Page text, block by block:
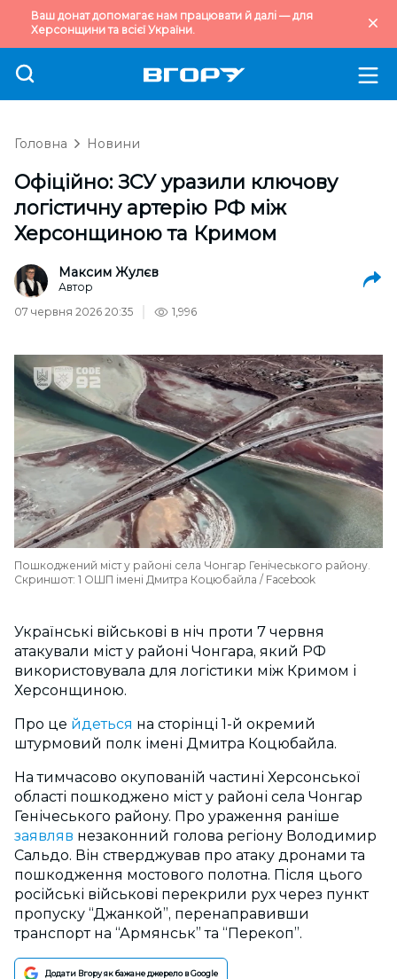
Ваш донат допомагає нам працювати й далі — для
Херсонщини та всієї України.
Головна Новини
Офіційно: ЗСУ уразили ключову
логістичну артерію РФ між
Херсонщиною та Кримом
Максим Жулєв
Автор
07 червня 2026 20:35
1,996
Пошкоджений міст у районі села Чонгар Генічеського району.
Скриншот: 1 ОШП імені Дмитра Коцюбайла / Facebook
Українські військові в ніч проти 7 червня
атакували міст у районі Чонгара, який РФ
використовувала для логістики між Кримом і
Херсонщиною.
Про це йдеться на сторінці 1-й окремий
штурмовий полк імені Дмитра Коцюбайла.
На тимчасово окупованій частині Херсонської
області пошкоджено міст у районі села Чонгар
Генічеського району. Про ураження раніше
заявляв незаконний голова регіону Володимир
Сальдо. Він стверджував про атаку дронами та
пошкодження мостового полотна. Після цього
російські військові перекрили рух через пункт
пропуску “Джанкой”, перенаправивши
транспорт на “Армянськ” та “Перекоп”.
Додати Вгору як бажане джерело в Google